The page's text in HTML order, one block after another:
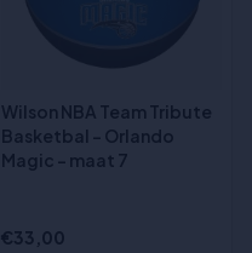
Wilson NBA Team Tribute
Basketbal - Orlando
Magic - maat 7
€33,00